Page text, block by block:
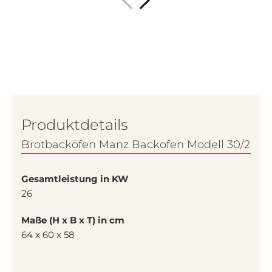
Produktdetails
Brotbacköfen Manz Backofen Modell 30/2
Gesamtleistung in KW
26
Maße (H x B x T) in cm
64 x 60 x 58